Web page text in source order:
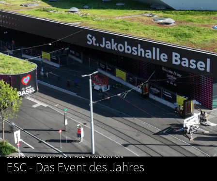
BERATUNG • GRAFIK • MONTAGE • PRODUKTION
ESC - Das Event des Jahres